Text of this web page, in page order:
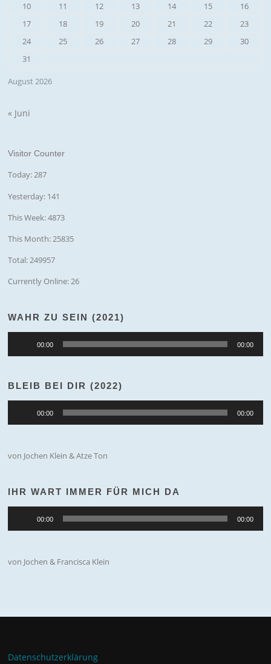
August 2026
10
11 12 13 14 15
16
17
18 19 20 21 22
23
24
25 26 27 28 29
30
31
« Juni
Visitor Counter
Today: 287
Yesterday: 141
This Week: 4873
This Month: 25835
Total: 249957
Currently Online: 26
WAHR ZU SEIN (2021)
00:00 00:00
BLEIB BEI DIR (2022)
00:00 00:00
von Jochen Klein & Atze Ton
IHR WART IMMER FÜR MICH DA
00:00 00:00
von Jochen & Francisca Klein
Datenschutzerklärung